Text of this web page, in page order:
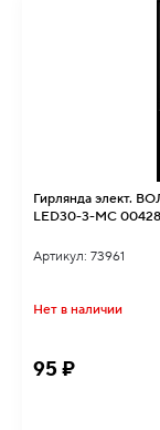
Гирлянда элект.
LED30-3-MC
Артикул: 73961
Нет в наличии
95 ₽